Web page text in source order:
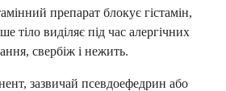
препарат блокує гістамін,
тіло виділяє під час алергічних
свербіж і нежить.
зазвичай псевдоефедрин або